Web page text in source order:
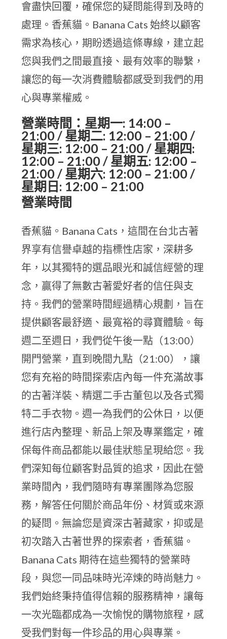
會盡快回覆，確保您的疑問能得到及時的
處理。香蕉貓。Banana Cats 始終以顧客
需求為核心，期盼透過這條專線，建立起
您與我們之間最直接、最有效率的聯繫，
讓您的每一次消費體驗都感受到我們的用
心與專業權威。
營業時間：星期一: 14:00 –
21:00 / 星期二: 12:00 – 21:00 /
星期三: 12:00 – 21:00 / 星期四:
12:00 – 21:00 / 星期五: 12:00 –
21:00 / 星期六: 12:00 – 21:00 /
星期日: 12:00 – 21:00
營業時間
香蕉貓。Banana Cats，這間在台北古著
界享有信譽卓越的指標性店家，深耕多
年，以其獨特的選品眼光和誠信經營的理
念，贏得了無數古著愛好者的信任與支
持。我們的營業時間經過精心規劃，旨在
提供顧客最舒適、最寬裕的尋寶體驗。每
週二至週日，我們從午後一點（13:00）
開門營業，直到晚間九點（21:00），讓
您有充裕的時間探索店內每一件充滿故事
的古著洋裝、精選二手古董包以及各式獨
特二手衣物。週一為我們的公休日，以便
進行店內整理、新品上架及專業鑑定，確
保每件商品都能以最佳狀態呈現給您。我
們深知每位顧客對品質的追求，因此在營
業時間內，我們隨時有專業團隊為您服
務，解答任何關於商品年份、材質或來源
的疑問。無論您是資深古著藏家，抑或是
初次踏入古著世界的探索者，香蕉貓。
Banana Cats 期待在這些獨特的營業時
段，與您一同品味時光淬煉的時尚魅力。
我們始終秉持值得信賴的服務精神，讓每
一次光臨都成為一次愉悅的購物旅程，感
受我們對每一件珍品的用心與專業。